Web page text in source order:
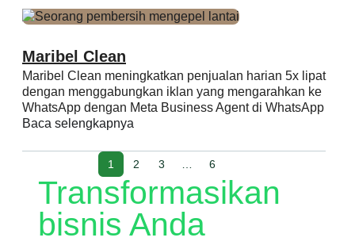
Maribel Clean
Maribel Clean meningkatkan penjualan harian 5x lipat
dengan menggabungkan iklan yang mengarahkan ke
WhatsApp dengan Meta Business Agent di WhatsApp
Baca selengkapnya
1 2 3 6
Transformasikan
bisnis Anda